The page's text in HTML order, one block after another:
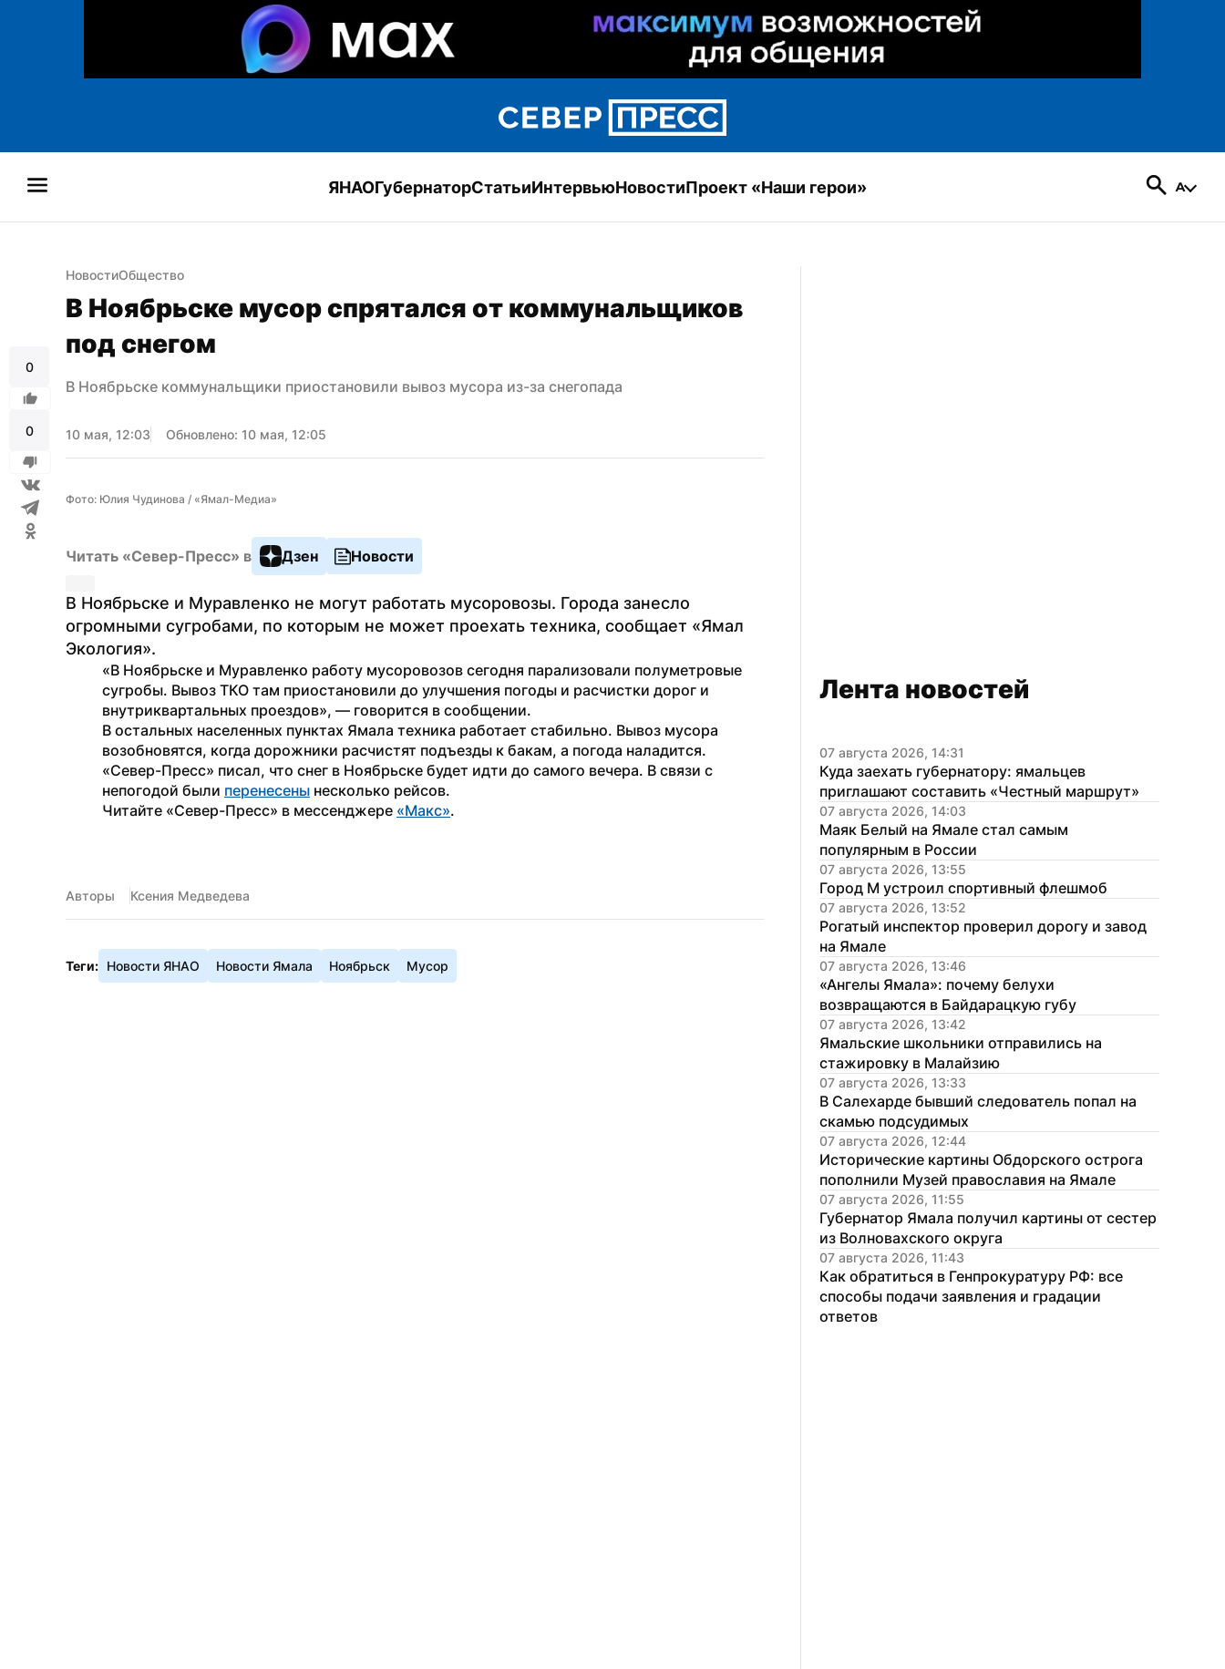
ЯНАОГубернаторСтатьиИнтервьюНовостиПроект «Наши герои»
0
0
НовостиОбщество
В Ноябрьске мусор спрятался от коммунальщиков
под снегом
В Ноябрьске коммунальщики приостановили вывоз мусора из-за снегопада
10 мая, 12:03 Обновлено: 10 мая, 12:05
Фото: Юлия Чудинова / «Ямал-Медиа»
Читать «Север-Пресс» в Дзен Новости
В Ноябрьске и Муравленко не могут работать мусоровозы. Города занесло
огромными сугробами, по которым не может проехать техника, сообщает «Ямал
Экология».
«В Ноябрьске и Муравленко работу мусоровозов сегодня парализовали полуметровые
сугробы. Вывоз ТКО там приостановили до улучшения погоды и расчистки дорог и
внутриквартальных проездов», — говорится в сообщении.
В остальных населенных пунктах Ямала техника работает стабильно. Вывоз мусора
возобновятся, когда дорожники расчистят подъезды к бакам, а погода наладится.
«Север-Пресс» писал, что снег в Ноябрьске будет идти до самого вечера. В связи с
непогодой были перенесены несколько рейсов.
Читайте «Север-Пресс» в мессенджере «Макс».
Авторы Ксения Медведева
Теги: Новости ЯНАО Новости Ямала Ноябрьск Мусор
Лента новостей
07 августа 2026, 14:31
Куда заехать губернатору: ямальцев
приглашают составить «Честный маршрут»
07 августа 2026, 14:03
Маяк Белый на Ямале стал самым
популярным в России
07 августа 2026, 13:55
Город М устроил спортивный флешмоб
07 августа 2026, 13:52
Рогатый инспектор проверил дорогу и завод
на Ямале
07 августа 2026, 13:46
«Ангелы Ямала»: почему белухи
возвращаются в Байдарацкую губу
07 августа 2026, 13:42
Ямальские школьники отправились на
стажировку в Малайзию
07 августа 2026, 13:33
В Салехарде бывший следователь попал на
скамью подсудимых
07 августа 2026, 12:44
Исторические картины Обдорского острога
пополнили Музей православия на Ямале
07 августа 2026, 11:55
Губернатор Ямала получил картины от сестер
из Волновахского округа
07 августа 2026, 11:43
Как обратиться в Генпрокуратуру РФ: все
способы подачи заявления и градации
ответов